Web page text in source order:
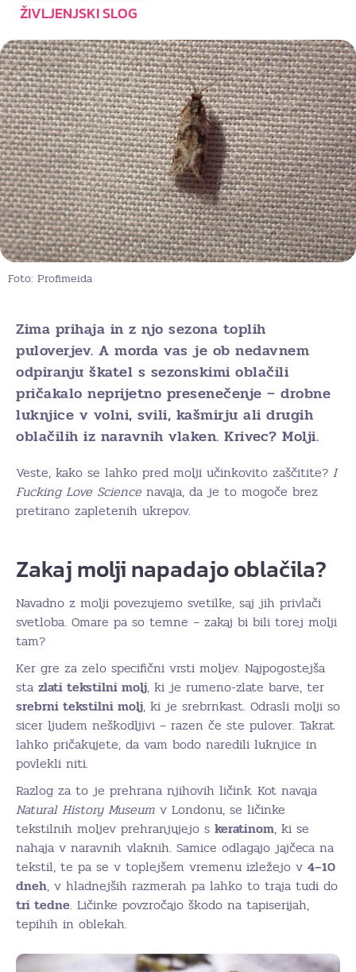
ŽIVLJENJSKI SLOG
Foto: Profimeida
Zima prihaja in z njo sezona toplih
puloverjev. A morda vas je ob nedavnem
odpiranju škatel s sezonskimi oblačili
pričakalo neprijetno presenečenje – drobne
luknjice v volni, svili, kašmirju ali drugih
oblačilih iz naravnih vlaken. Krivec? Molji.
Veste, kako se lahko pred molji učinkovito zaščitite? I
Fucking Love Science navaja, da je to mogoče brez
pretirano zapletenih ukrepov.
Zakaj molji napadajo oblačila?
Navadno z molji povezujemo svetilke, saj jih privlači
svetloba. Omare pa so temne – zakaj bi bili torej molji
tam?
Ker gre za zelo specifični vrsti moljev. Najpogostejša
sta zlati tekstilni molj, ki je rumeno-zlate barve, ter
srebrni tekstilni molj, ki je srebrnkast. Odrasli molji so
sicer ljudem neškodljivi – razen če ste pulover. Takrat
lahko pričakujete, da vam bodo naredili luknjice in
povlekli niti.
Razlog za to je prehrana njihovih ličink. Kot navaja
Natural History Museum v Londonu, se ličinke
tekstilnih moljev prehranjujejo s keratinom, ki se
nahaja v naravnih vlaknih. Samice odlagajo jajčeca na
tekstil, te pa se v toplejšem vremenu izležejo v 4–10
dneh, v hladnejših razmerah pa lahko to traja tudi do
tri tedne. Ličinke povzročajo škodo na tapiserijah,
tepihih in oblekah.